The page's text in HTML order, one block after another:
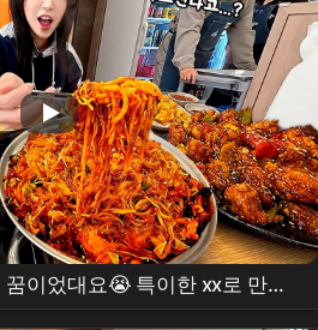
이었대요😭 특이한 xx로 만든
튀김 볶음 먹방 ?